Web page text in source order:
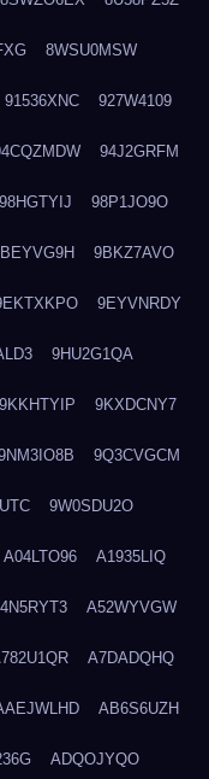
8WSU0MSW
91536XNC 927W4109
94J2GRFM
98HGTYIJ 98P1JO9O
9BKZ7AVO
9EYVNRDY
9HU2G1QA
9KKHTYIP 9KXDCNY7
9Q3CVGCM
9W0SDU2O
A04LTO96 A1935LIQ
A52WYVGW
A7DADQHQ
AB6S6UZH
ADQOJYQO